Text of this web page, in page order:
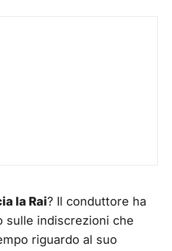
la Rai? Il conduttore ha
sulle indiscrezioni che
riguardo al suo